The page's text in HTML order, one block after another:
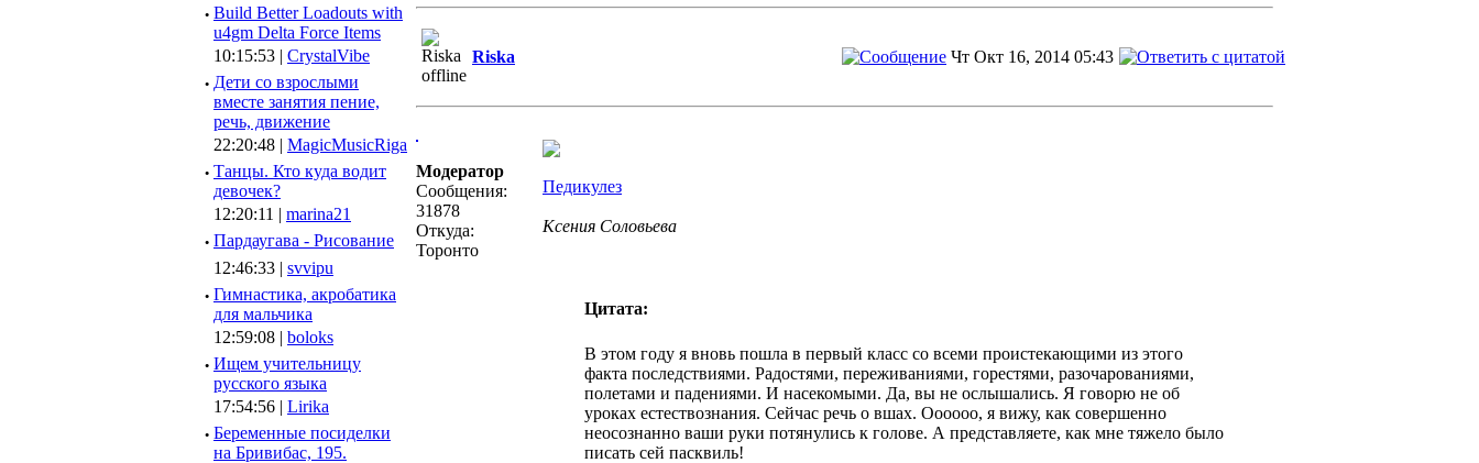
· Build Better Loadouts with
u4gm Delta Force Items
10:15:53 | CrystalVibe
· Дети со взрослыми
вместе занятия пение,
речь, движение
22:20:48 | MagicMusicRiga
· Танцы. Кто куда водит
девочек?
12:20:11 | marina21
· Пардаугава - Рисование
12:46:33 | svvipu
· Гимнастика, акробатика
для мальчика
12:59:08 | boloks
· Ищем учительницу
русского языка
17:54:56 | Lirika
· Беременные посиделки
на Бривибас, 195.
Riska Чт Окт 16, 2014 05:43
Модератор
Сообщения:
31878
Откуда:
Торонто
Педикулез
Ксения Соловьева
Цитата:
В этом году я вновь пошла в первый класс со всеми проистекающими из этого
факта последствиями. Радостями, переживаниями, горестями, разочарованиями,
полетами и падениями. И насекомыми. Да, вы не ослышались. Я говорю не об
уроках естествознания. Сейчас речь о вшах. Оооооо, я вижу, как совершенно
неосознанно ваши руки потянулись к голове. А представляете, как мне тяжело было
писать сей пасквиль!